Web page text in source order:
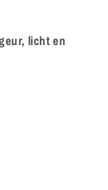
licht en